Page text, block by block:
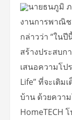
นายธนภูมิ
งานการพาณิ
กล่าวว่า “ใน
สร้างประสบ
เสนอความโป
Life” ที่จะเติ
บ้าน ด้วยความ
HomeTECH